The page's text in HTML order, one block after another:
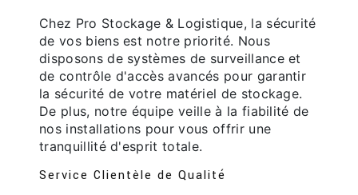
Chez Pro Stockage & Logistique, la sécurité
de vos biens est notre priorité. Nous
disposons de systèmes de surveillance et
de contrôle d'accès avancés pour garantir
la sécurité de votre matériel de stockage.
De plus, notre équipe veille à la fiabilité de
nos installations pour vous offrir une
tranquillité d'esprit totale.
Service Clientèle de Qualité